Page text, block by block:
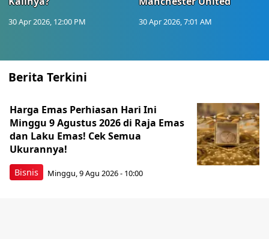
30 Apr 2026, 12:00 PM 30 Apr 2026, 7:01 AM
Berita Terkini
Bisnis
Harga Emas Perhiasan Hari Ini
Minggu 9 Agustus 2026 di Raja Emas
dan Laku Emas! Cek Semua
Ukurannya!
Minggu, 9 Agu 2026 - 10:00